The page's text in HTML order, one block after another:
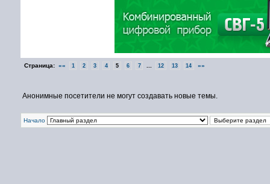
Страница: «« 1 2 3 4 5 6 7 12 13 14 »»
Анонимные посетители не могут создавать новые темы.
Начало